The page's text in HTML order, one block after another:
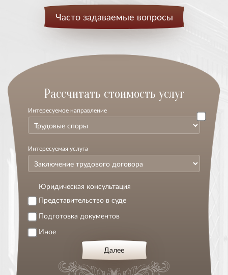
Часто задаваемые вопросы
Расcчитать стоимость услуг
Интересуемое направление
Интересуемая услуга
Юридическая консультация
Представительство в суде
Подготовка документов
Иное
Далее